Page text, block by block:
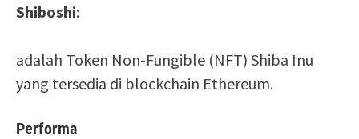
Shiboshi:
adalah Token Non-Fungible (NFT) Shiba Inu
yang tersedia di blockchain Ethereum.
Performa